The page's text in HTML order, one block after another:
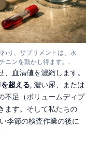
り、サプリメントは、永
ニンを動かし得ます。.
血清値を濃縮します。
超える, 濃い尿、または
不足（ボリュームディプ
ます。そして私たちの
季節の検査作業の後に